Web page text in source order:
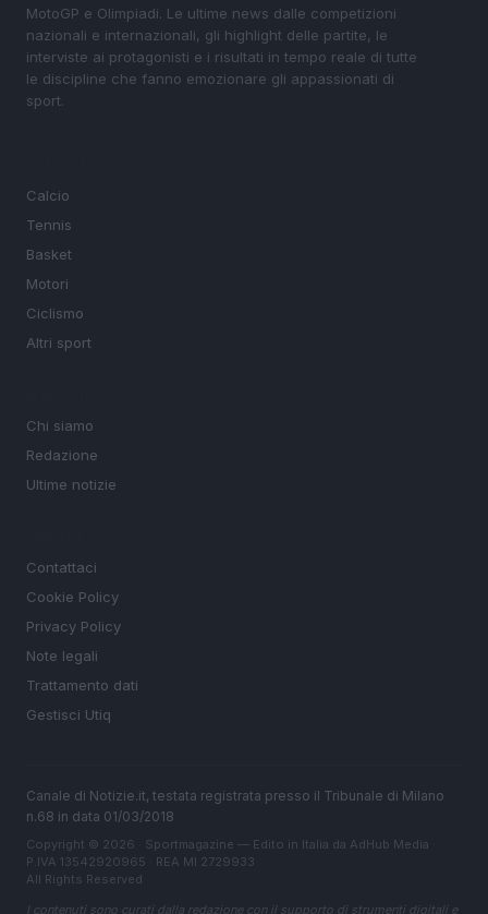
MotoGP e Olimpiadi. Le ultime news dalle competizioni
nazionali e internazionali, gli highlight delle partite, le
interviste ai protagonisti e i risultati in tempo reale di tutte
le discipline che fanno emozionare gli appassionati di
sport.
Calcio
Tennis
Basket
Motori
Ciclismo
Altri sport
Chi siamo
Redazione
Ultime notizie
Contattaci
Cookie Policy
Privacy Policy
Note legali
Trattamento dati
Gestisci Utiq
Canale di Notizie.it, testata registrata presso il Tribunale di Milano
n.68 in data 01/03/2018
Copyright © 2026 · Sportmagazine — Edito in Italia da AdHub Media
P.IVA 13542920965 · REA MI 2729933
All Rights Reserved
I contenuti sono curati dalla redazione con il supporto di strumenti digitali e